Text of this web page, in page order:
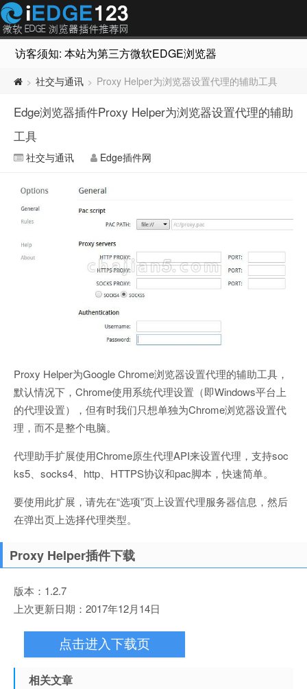
访客须知: 本站为第三方微软EDGE浏览器插件推荐网站，
> 社交与通讯 > Proxy Helper为浏览器设置代理的辅助工具
Edge浏览器插件Proxy Helper为浏览器设置代理的辅助
工具
社交与通讯 Edge插件网
Proxy Helper为Google Chrome浏览器设置代理的辅助工具，
默认情况下，Chrome使用系统代理设置（即Windows平台上
的代理设置），但有时我们只想单独为Chrome浏览器设置代
理，而不是整个电脑。
代理助手扩展使用Chrome原生代理API来设置代理，支持soc
ks5、socks4、http、HTTPS协议和pac脚本，快速简单。
要使用此扩展，请先在“选项”页上设置代理服务器信息，然后
在弹出页上选择代理类型。
Proxy Helper插件下载
版本：1.2.7
上次更新日期：2017年12月14日
点击进入下载页
相关文章